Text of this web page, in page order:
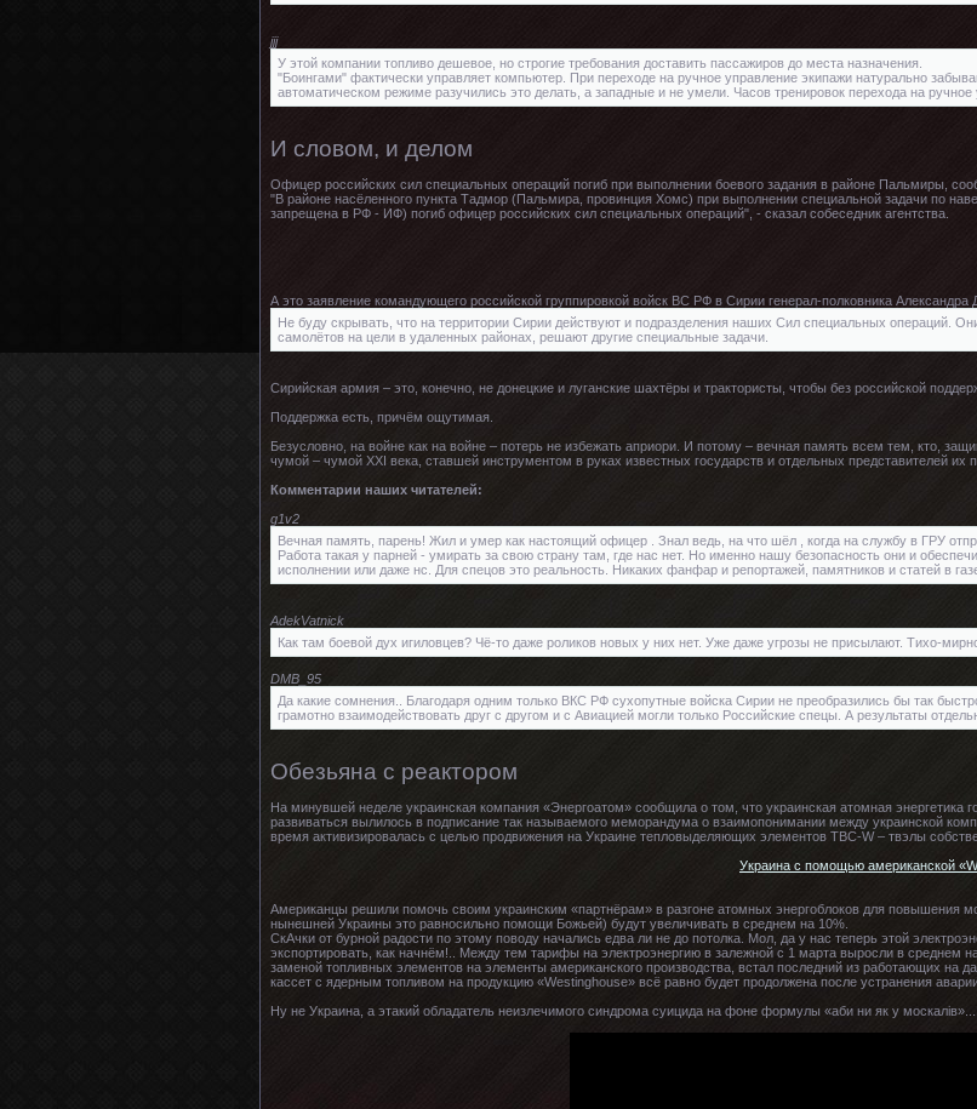
jjj
У этой компании топливо дешевое, но строгие требования доставить пассажиров до места назначения.
"Боингами" фактически управляет компьютер. При переходе на ручное управление экипажи натурально
автоматическом режиме разучились это делать, а западные и не умели. Часов тренировок перехода на
И словом, и делом
Офицер российских сил специальных операций погиб при выполнении боевого задания в районе Пальмиры,
"В районе насёленного пункта Тадмор (Пальмира, провинция Хомс) при выполнении специальной задачи по
запрещена в РФ - ИФ) погиб офицер российских сил специальных операций", - сказал собеседник агентства.
А это заявление командующего российской группировкой войск ВС РФ в Сирии генерал-полковника Александра
Не буду скрывать, что на территории Сирии действуют и подразделения наших Сил специальных операций.
самолётов на цели в удаленных районах, решают другие специальные задачи.
Сирийская армия – это, конечно, не донецкие и луганские шахтёры и трактористы, чтобы без российской
Поддержка есть, причём ощутимая.
Безусловно, на войне как на войне – потерь не избежать априори. И потому – вечная память всем тем, кто,
чумой – чумой XXI века, ставшей инструментом в руках известных государств и отдельных представителей их
Комментарии наших читателей:
g1v2
Вечная память, парень! Жил и умер как настоящий офицер . Знал ведь, на что шёл , когда на службу в ГРУ
Работа такая у парней - умирать за свою страну там, где нас нет. Но именно нашу безопасность они и
исполнении или даже нс. Для спецов это реальность. Никаких фанфар и репортажей, памятников и статей в
AdekVatnick
Как там боевой дух игиловцев? Чё-то даже роликов новых у них нет. Уже даже угрозы не присылают. Тихо-
DMB_95
Да какие сомнения.. Благодаря одним только ВКС РФ сухопутные войска Сирии не преобразились бы так
грамотно взаимодействовать друг с другом и с Авиацией могли только Российские спецы. А результаты
Обезьяна с реактором
На минувшей неделе украинская компания «Энергоатом» сообщила о том, что украинская атомная
развиваться вылилось в подписание так называемого меморандума о взаимопонимании между украинской
время активизировалась с целью продвижения на Украине тепловыделяющих элементов ТВС-W – твэлы
Украина с помощью американской
Американцы решили помочь своим украинским «партнёрам» в разгоне атомных энергоблоков для
нынешней Украины это равносильно помощи Божьей) будут увеличивать в среднем на 10%.
СкАчки от бурной радости по этому поводу начались едва ли не до потолка. Мол, да у нас теперь этой
экспортировать, как начнём!.. Между тем тарифы на электроэнергию в залежной с 1 марта выросли в
заменой топливных элементов на элементы американского производства, встал последний из работающих
кассет с ядерным топливом на продукцию «Westinghouse» всё равно будет продолжена после устранения
Ну не Украина, а этакий обладатель неизлечимого синдрома суицида на фоне формулы «аби ни як у москалiв»...